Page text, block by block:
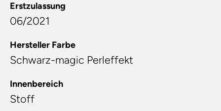
Erstzulassung
06/2021
Hersteller Farbe
Schwarz-magic Perleffekt
Innenbereich
Stoff